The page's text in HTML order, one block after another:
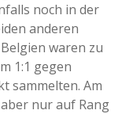
noch in der
anderen
waren zu
1:1 gegen
sammelten. Am
nur auf Rang